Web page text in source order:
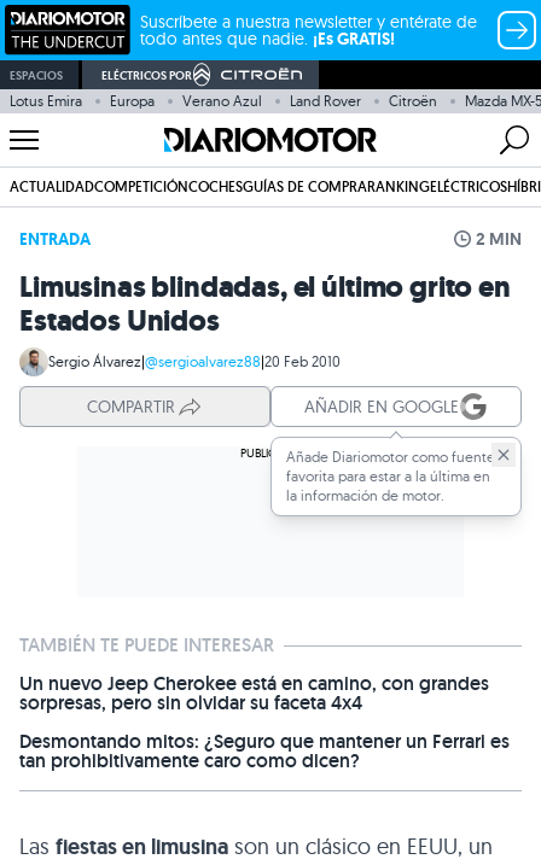
Suscríbete a nuestra newsletter y entérate de
todo antes que nadie. ¡Es GRATIS!
ESPACIOS ELÉCTRICOS POR
Lotus Emira Europa Verano Azul Land Rover Citroën Mazda MX-5
ACTUALIDADCOMPETICIÓNCOCHESGUÍAS DE COMPRARANKINGELÉCTRICOS
ENTRADA 2 MIN
Limusinas blindadas, el último grito en
Estados Unidos
Sergio Álvarez|@sergioalvarez88|20 Feb 2010
COMPARTIR AÑADIR EN GOOGLE
Añade Diariomotor como fuente
favorita para estar a la última en
la información de motor.
TAMBIÉN TE PUEDE INTERESAR
Un nuevo Jeep Cherokee está en camino, con grandes
sorpresas, pero sin olvidar su faceta 4x4
Desmontando mitos: ¿Seguro que mantener un Ferrari es
tan prohibitivamente caro como dicen?
Las fiestas en limusina son un clásico en EEUU, un